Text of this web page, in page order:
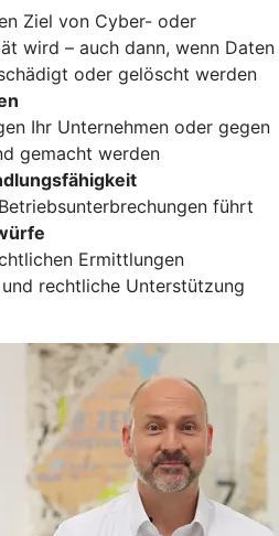
Ziel von Cyber- oder
wird – auch dann, wenn Daten
oder gelöscht werden
Ihr Unternehmen oder gegen
gemacht werden
führt
Ermittlungen
rechtliche Unterstützung